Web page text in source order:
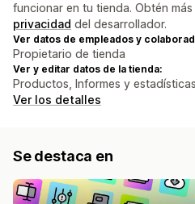
funcionar en tu tienda. Obtén
privacidad del desarrollador.
Ver datos de empleados y
Propietario de tienda
Ver y editar datos de la tienda:
Productos, Informes y
Ver los detalles
Se destaca en